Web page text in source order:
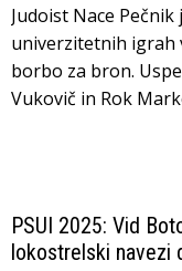
Judoist Nace
univerzitetnih igrah
borbo za bron.
Vukovič in Rok
PSUI 2025: Vid
lokostrelski navezi